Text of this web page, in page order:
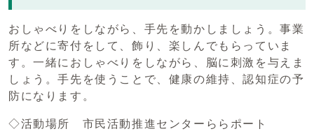
おしゃべりをしながら、手先を動かしましょう。事業
所などに寄付をして、飾り、楽しんでもらっていま
す。一緒におしゃべりをしながら、脳に刺激を与えま
しょう。手先を使うことで、健康の維持、認知症の予
防になります。
◇活動場所 市民活動推進センターららポート